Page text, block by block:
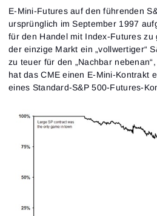
E-Mini-Futures auf den führenden
ursprünglich im September 1997
für den Handel mit Index-Futures zu
der einzige Markt ein „vollwertiger“
zu teuer für den „Nachbar
hat das CME einen E-Mini-Kontrakt
eines Standard-S&P 500-Futures-